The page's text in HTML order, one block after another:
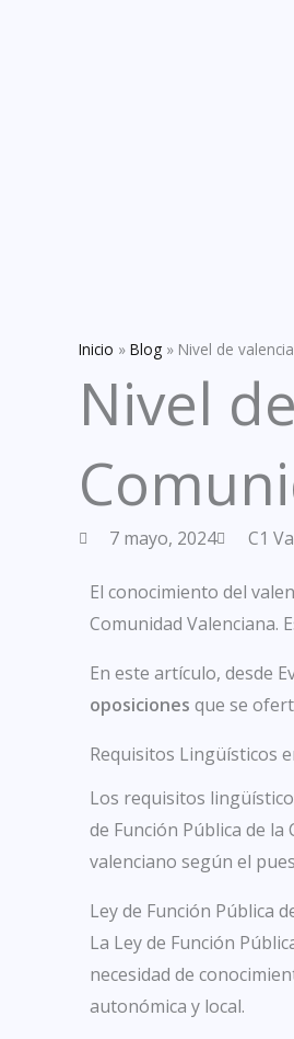
Inicio » Blog » Nivel de
Nivel
7 mayo, 2024 C1
El conocimiento del
Comunidad Valenciana.
En este artículo, desde
oposiciones que se
Requisitos Lingüísticos
Los requisitos
de Función Pública de
valenciano según el
Ley de Función Pública
La Ley de Función
necesidad de
autonómica y local.